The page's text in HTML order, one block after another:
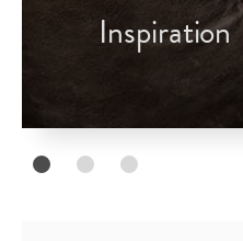
Inspiration